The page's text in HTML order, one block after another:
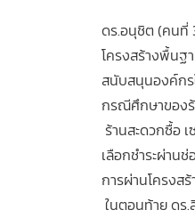
ดร.อนุชิต (คนที่
โครงสร้างพื้นฐ
สนับสนุนองค์กร
กรณีศึกษาของร้
ร้านสะดวกซื้อ
เลือกชำระผ่าน
การผ่านโครงส
ในตอนท้าย ดร